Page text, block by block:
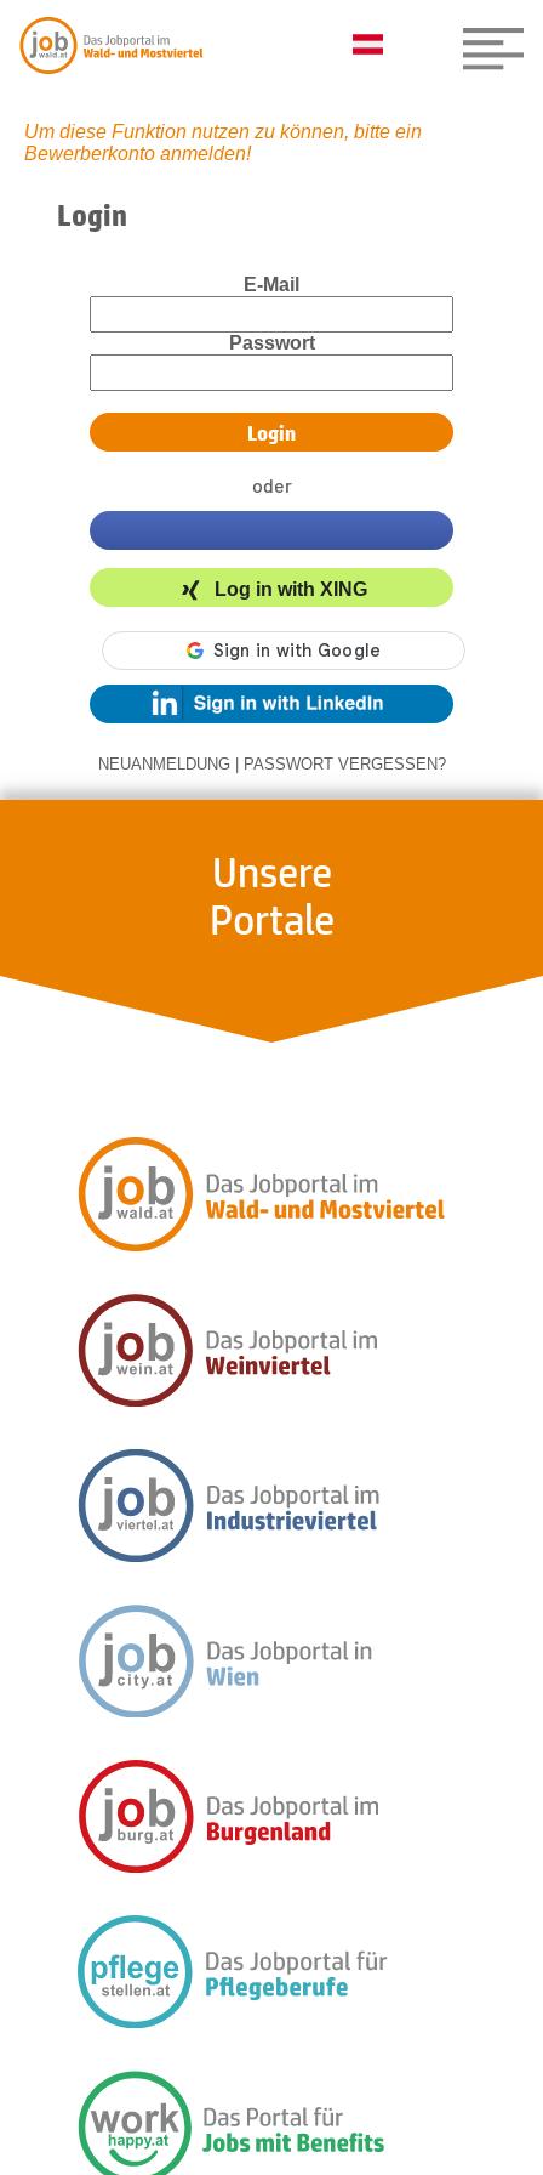
Um diese Funktion nutzen zu können, bitte ein
Bewerberkonto anmelden!
Login
E-Mail
Passwort
oder
Log in with XING
NEUANMELDUNG | PASSWORT VERGESSEN?
Unsere
Portale